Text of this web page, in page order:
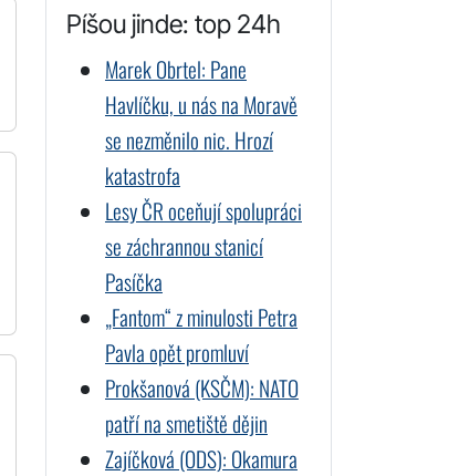
Píšou jinde: top 24h
Marek Obrtel: Pane
Havlíčku, u nás na Moravě
se nezměnilo nic. Hrozí
katastrofa
Lesy ČR oceňují spolupráci
se záchrannou stanicí
Pasíčka
„Fantom“ z minulosti Petra
Pavla opět promluví
Prokšanová (KSČM): NATO
patří na smetiště dějin
Zajíčková (ODS): Okamura